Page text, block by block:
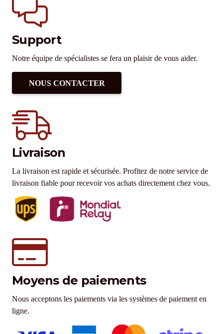
Support
Notre équipe de spécialistes se fera un plaisir de vous aider.
NOUS CONTACTER
Livraison
La livraison est rapide et sécurisée. Profitez de notre service de
livraison fiable pour recevoir vos achats directement chez vous.
Moyens de paiements
Nous acceptons les paiements via les systèmes de paiement en
ligne.